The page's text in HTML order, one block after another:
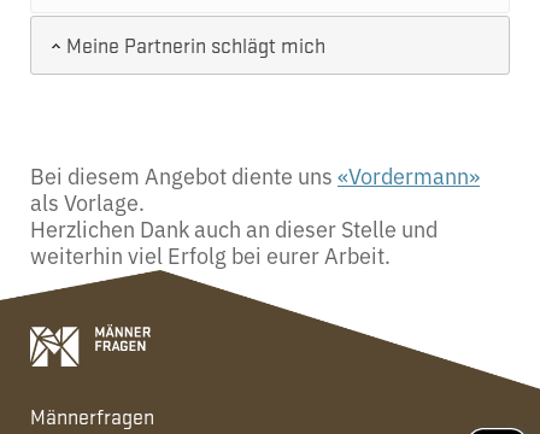
Meine Partnerin schlägt mich
Bei diesem Angebot diente uns«Vordermann»
als Vorlage.
Herzlichen Dank auch an dieser Stelle und
weiterhin viel Erfolg bei eurer Arbeit.
Männerfragen